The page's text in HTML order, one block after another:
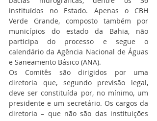
instituídos no Estado. Apenas o CBH
Verde Grande, composto também por
municípios do estado da Bahia, não
participa do processo e segue o
calendário da Agência Nacional de Águas
e Saneamento Básico (ANA).
Os Comitês são dirigidos por uma
diretoria que, segundo previsão legal,
deve ser constituída por, no mínimo, um
presidente e um secretário. Os cargos da
diretoria – que não são das instituições